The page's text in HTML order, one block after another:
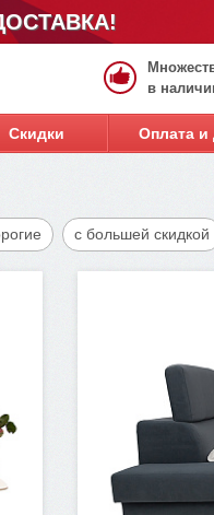
в
Скидки Оплата и
с большей скидкой